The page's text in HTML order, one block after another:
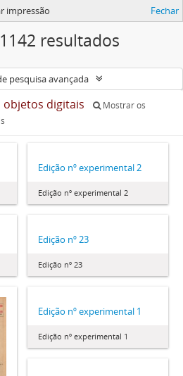
impressão Fechar
resultados
pesquisa avançada
objetos digitais
Mostrar os
Edição nº experimental 2
Edição nº experimental 2
Edição nº 23
Edição nº 23
Edição nº experimental 1
Edição nº experimental 1